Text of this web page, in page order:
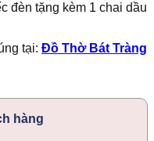
đèn tặng kèm 1 chai dầu
tại: Đồ Thờ Bát Tràng
hàng